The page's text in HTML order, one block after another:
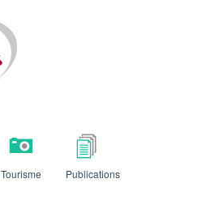
Tourisme Publications